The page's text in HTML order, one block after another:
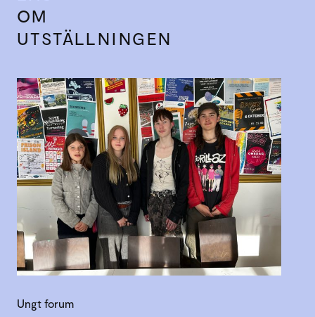
OM
UTSTÄLLNINGEN
Ungt forum